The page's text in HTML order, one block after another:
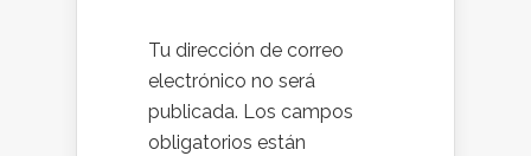
Tu dirección de correo
electrónico no será
publicada. Los campos
obligatorios están